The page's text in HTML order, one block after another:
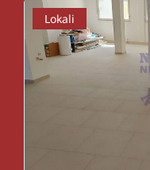
Lokali